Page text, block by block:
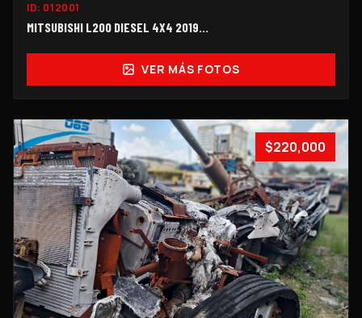
ID: 012001
MITSUBISHI L200 DIESEL 4X4 2019...
VER MÁS FOTOS
$220,000